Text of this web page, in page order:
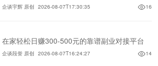
企谈宇辉 原创 2026-08-07T17:30:35 16
在家轻松日赚300-500元的靠谱副业对接平台
企谈段誉 原创 2026-08-07T16:24:27 14